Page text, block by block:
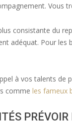
Vous
consistante du
adéquat. Pour
à vos talents de
comme les fameux